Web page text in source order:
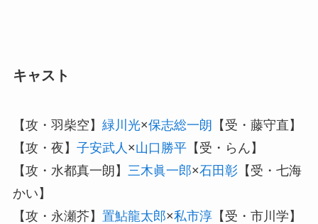
キャスト
【攻・羽柴空】 緑川光×保志総一朗 【受・藤守直】
【攻・夜】 子安武人 ×山口勝平【受・らん】
【攻・水都真一朗】 三木眞一郎×石田彰【受・七海
かい】
【攻・永瀬芥】 置鮎龍太郎×私市淳【受・市川学】